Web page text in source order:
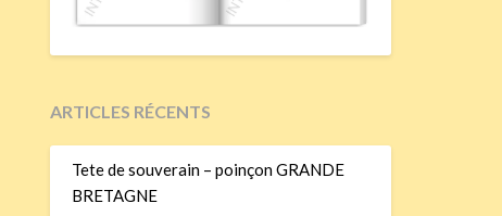
ARTICLES RÉCENTS
Tete de souverain – poinçon GRANDE
BRETAGNE